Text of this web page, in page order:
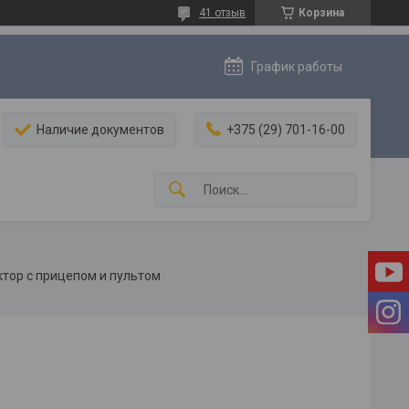
Корзина
41 отзыв
График работы
Наличие документов +375 (29) 701-16-00
с прицепом и пультом